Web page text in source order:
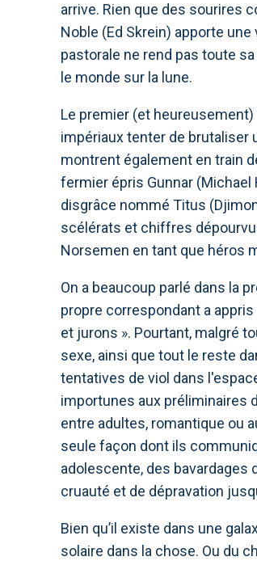
arrive. Rien que des sourires
Noble (Ed Skrein) apporte
pastorale ne rend pas toute
le monde sur la lune.
Le premier (et
impériaux tenter de brutaliser
montrent également en train
fermier épris Gunnar
disgrâce nommé Titus
scélérats et chiffres
Norsemen en tant que héros
On a beaucoup parlé dans la
propre correspondant a
et jurons ». Pourtant, malgré
sexe, ainsi que tout le reste
tentatives de viol dans
importunes aux préliminaires
entre adultes, romantique ou
seule façon dont ils
adolescente, des
cruauté et de dépravation
Bien qu’il existe dans une
solaire dans la chose. Ou du